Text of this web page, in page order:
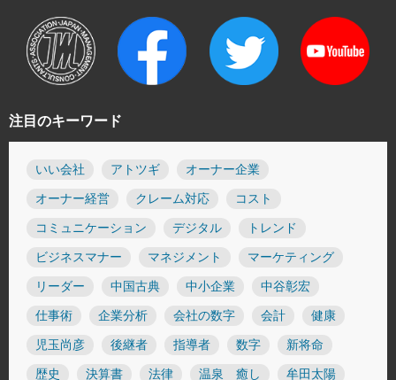
注目のキーワード
いい会社 アトツギ オーナー企業
オーナー経営 クレーム対応 コスト
コミュニケーション デジタル トレンド
ビジネスマナー マネジメント マーケティング
リーダー 中国古典 中小企業 中谷彰宏
仕事術 企業分析 会社の数字 会計 健康
児玉尚彦 後継者 指導者 数字 新将命
歴史 決算書 法律 温泉 癒し 牟田太陽